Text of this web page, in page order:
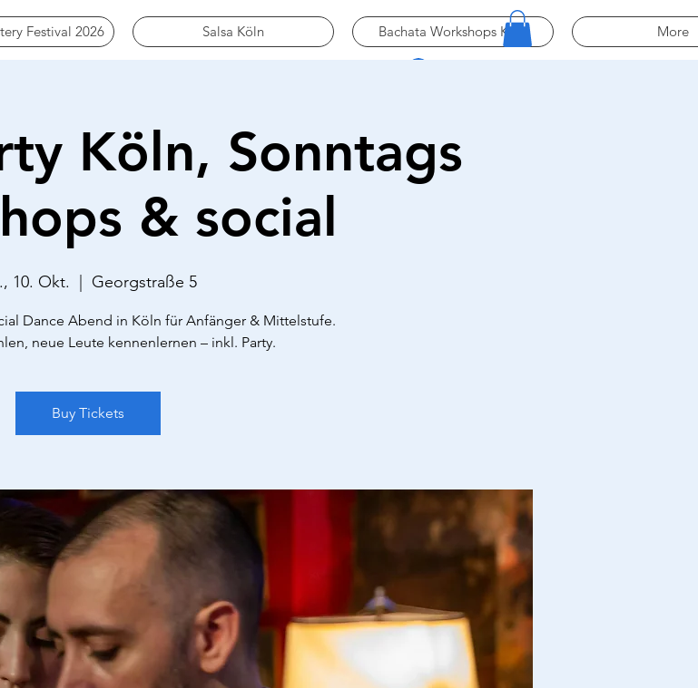
Festival 2026 Salsa Köln Bachata Workshops Köln More
Köln, Sonntags
& social
10. Okt.
  |
Georgstraße 5
Dance Abend in Köln für Anfänger & Mittelstufe.
neue Leute kennenlernen – inkl. Party.
Buy Tickets